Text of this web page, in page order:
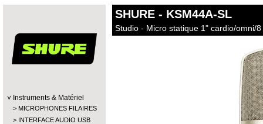
Instruments & Matériel
MICROPHONES FILAIRES
INTERFACE AUDIO USB
SHURE - KSM44A-SL
Studio - Micro statique 1" cardio/omni/8